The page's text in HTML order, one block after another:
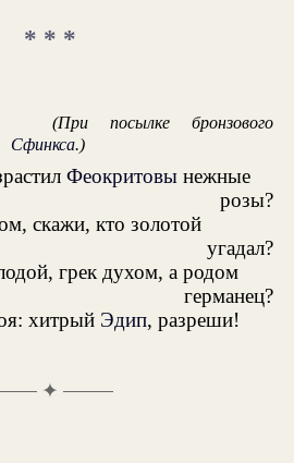
* * *
(При посылке бронзового
Сфинкса.)
Феокритовынежные
розы?
скажи, кто золотой
угадал?
грек духом, а родом
германец?
хитрый Эдип, разреши!
✦